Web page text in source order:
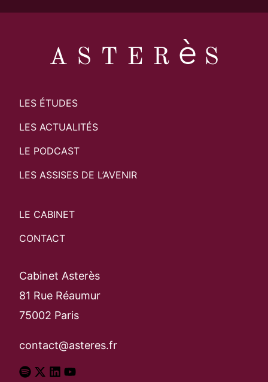
LES ÉTUDES
LES ACTUALITÉS
LE PODCAST
LES ASSISES DE L’AVENIR
LE CABINET
CONTACT
Cabinet Asterès
81 Rue Réaumur
75002 Paris
contact@asteres.fr